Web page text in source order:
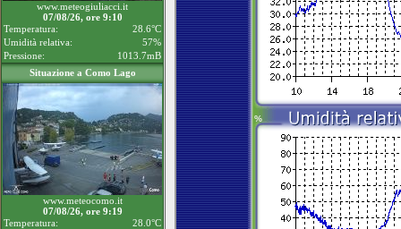
www.meteogiuliacci.it
07/08/26, ore 9:10
Temperatura:
28.6°C
Umidità relativa:
57%
Pressione:
1013.7mB
Situazione a Como Lago
www.meteocomo.it
07/08/26, ore 9:19
Temperatura:
28.0°C